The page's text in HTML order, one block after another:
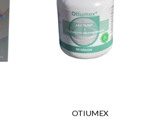
OTIUMEX